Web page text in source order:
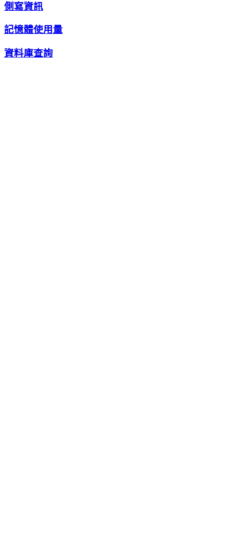
側寫資訊
記憶體使用量
資料庫查詢